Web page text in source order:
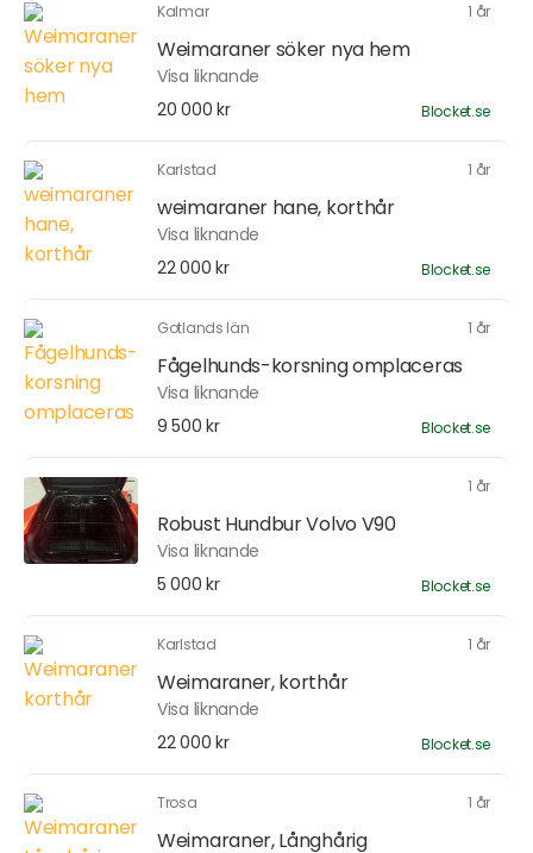
Kalmar 1 år
Weimaraner söker nya hem
Visa liknande
20 000 kr
Blocket.se
Karlstad 1 år
weimaraner hane, korthår
Visa liknande
22 000 kr
Blocket.se
Gotlands län 1 år
Fågelhunds-korsning omplaceras
Visa liknande
9 500 kr
Blocket.se
1 år
Robust Hundbur Volvo V90
Visa liknande
5 000 kr
Blocket.se
Karlstad 1 år
Weimaraner, korthår
Visa liknande
22 000 kr
Blocket.se
Trosa 1 år
Weimaraner, Långhårig